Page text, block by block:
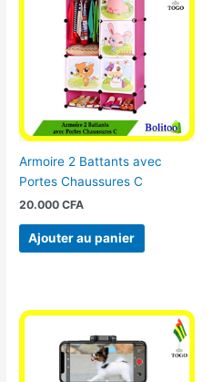
Armoire 2 Battants avec
Portes Chaussures C
20.000CFA
Ajouter au panier